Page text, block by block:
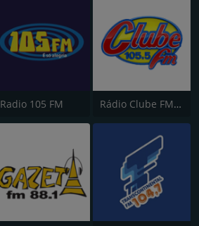
Radio 105 FM Rádio Clube FM - Brasília 105.5